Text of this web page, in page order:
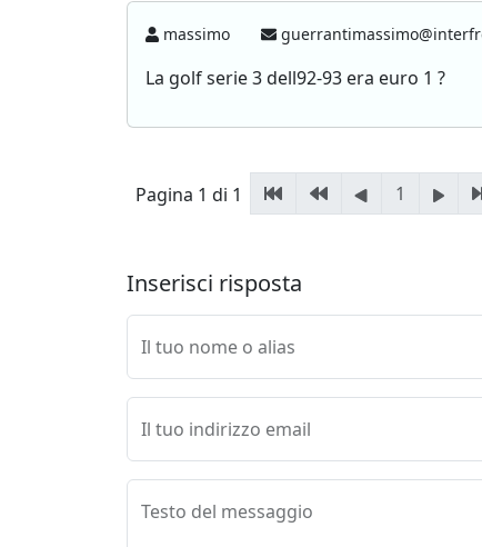
massimo
La golf serie 3 dell92-93 era euro 1 ?
Pagina 1 di 1 1
Inserisci risposta
Il tuo nome o alias
Il tuo indirizzo email
Testo del messaggio